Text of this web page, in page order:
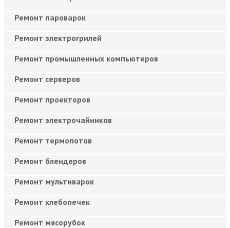
Ремонт пароварок
Ремонт электрогрилей
Ремонт промышленных компьютеров
Ремонт серверов
Ремонт проекторов
Ремонт электрочайников
Ремонт термопотов
Ремонт блендеров
Ремонт мультиварок
Ремонт хлебопечек
Ремонт мясорубок